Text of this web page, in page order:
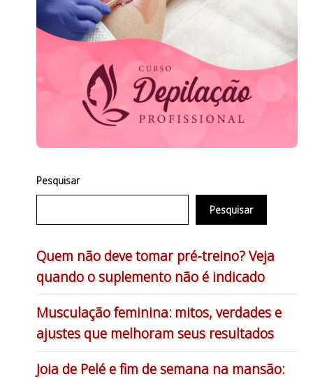
Pesquisar
Pesquisar
Quem não deve tomar pré-treino? Veja
quando o suplemento não é indicado
Musculação feminina: mitos, verdades e
ajustes que melhoram seus resultados
Joia de Pelé e fim de semana na mansão: